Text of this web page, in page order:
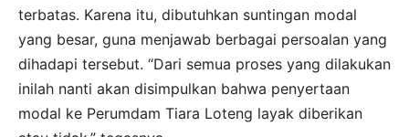
terbatas. Karena itu, dibutuhkan suntingan modal
yang besar, guna menjawab berbagai persoalan yang
dihadapi tersebut. “Dari semua proses yang dilakukan
inilah nanti akan disimpulkan bahwa penyertaan
modal ke Perumdam Tiara Loteng layak diberikan